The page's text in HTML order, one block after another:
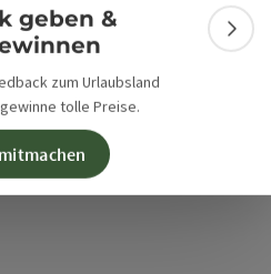
geben &
zum Urlaubsland
tolle Preise.